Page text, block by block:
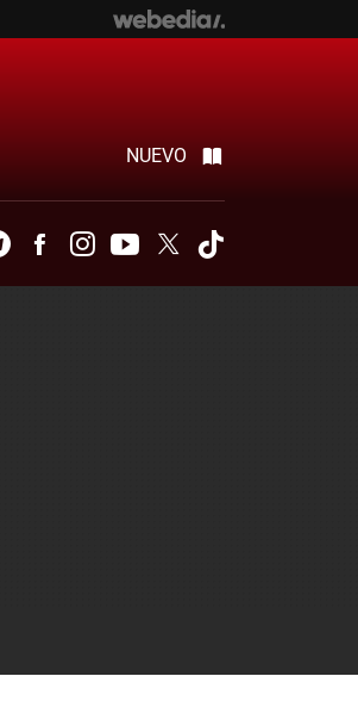
NUEVO
TelegramFacebookInstagramYoutubeTwitter